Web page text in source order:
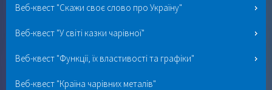
Веб-квест "Скажи своє слово про Україну"
Веб-квест "У світі казки чарівної"
Веб-квест "Функції, їх властивості та графіки"
Веб-квест "Країна чарівних металів"